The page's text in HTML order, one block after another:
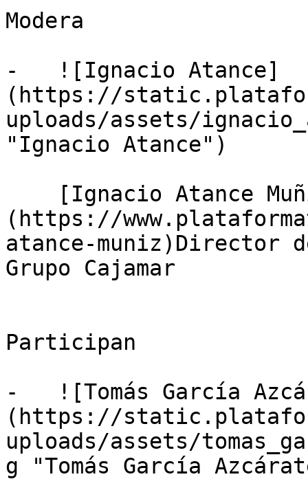
Modera
-   ![Ignacio Atance]
(https://
uploads/assets/
"Ignacio Atance")
(https://
atance-muniz)Director
Grupo Cajamar
Participan
-   ![Tomás García
(https://
uploads/assets/
g "Tomás García